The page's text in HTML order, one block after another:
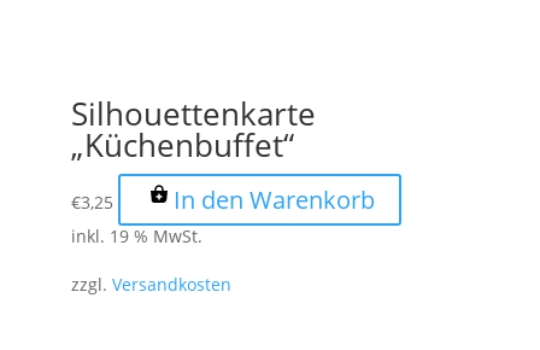
Silhouettenkarte
„Küchenbuffet“
€3,25 In den Warenkorb
inkl. 19 % MwSt.
zzgl. Versandkosten